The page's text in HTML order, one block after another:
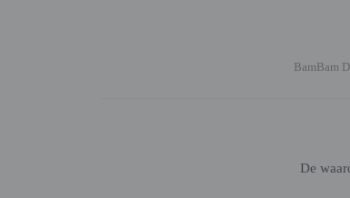
BamBam
De